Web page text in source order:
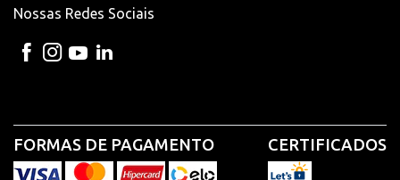
Nossas Redes Sociais
FORMAS DE PAGAMENTO CERTIFICADOS